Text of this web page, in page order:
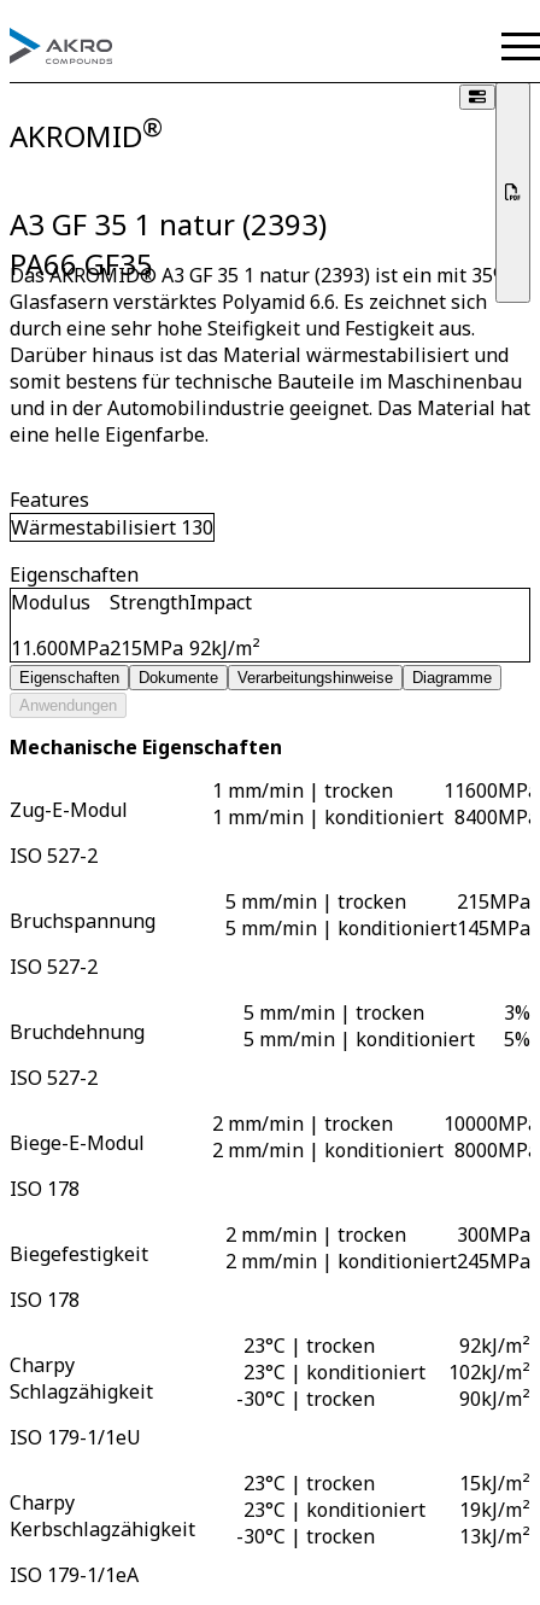
AKROMID®
A3 GF 35 1 natur (2393)
PA66 GF35
Das AKROMID® A3 GF 35 1 natur (2393) ist ein mit 35%
Glasfasern verstärktes Polyamid 6.6. Es zeichnet sich
durch eine sehr hohe Steifigkeit und Festigkeit aus.
Darüber hinaus ist das Material wärmestabilisiert und
somit bestens für technische Bauteile im Maschinenbau
und in der Automobilindustrie geeignet. Das Material hat
eine helle Eigenfarbe.
Features
Wärmestabilisiert 130
Eigenschaften
Modulus
11.600MPa
Strength
215MPa
Impact
92kJ/m²
Eigenschaften Dokumente Verarbeitungshinweise
Diagramme
Anwendungen
Mechanische Eigenschaften
Zug-E-Modul
ISO 527-2
1 mm/min | trocken
1 mm/min | konditioniert
11600MPa
8400MPa
Bruchspannung
ISO 527-2
5 mm/min | trocken
5 mm/min | konditioniert
215MPa
145MPa
Bruchdehnung
ISO 527-2
5 mm/min | trocken
5 mm/min | konditioniert
3%
5%
Biege-E-Modul
ISO 178
2 mm/min | trocken
2 mm/min | konditioniert
10000MPa
8000MPa
Biegefestigkeit
ISO 178
2 mm/min | trocken
2 mm/min | konditioniert
300MPa
245MPa
Charpy
Schlagzähigkeit
ISO 179-1/1eU
23°C | trocken
23°C | konditioniert
30°C | trocken
-
92kJ/m²
102kJ/m²
90kJ/m²
Charpy
Kerbschlagzähigkeit
ISO 179-1/1eA
23°C | trocken
23°C | konditioniert
30°C | trocken
-
15kJ/m²
19kJ/m²
13kJ/m²